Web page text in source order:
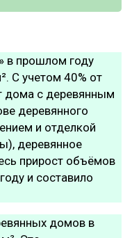
» в прошлом году
С учетом 40% от
дома с деревянным
деревянного
и отделкой
деревянное
прирост объёмов
и составило
домов в